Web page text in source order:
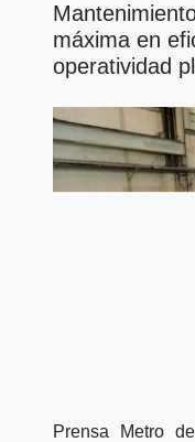
máxima en
operatividad
Prensa Metro